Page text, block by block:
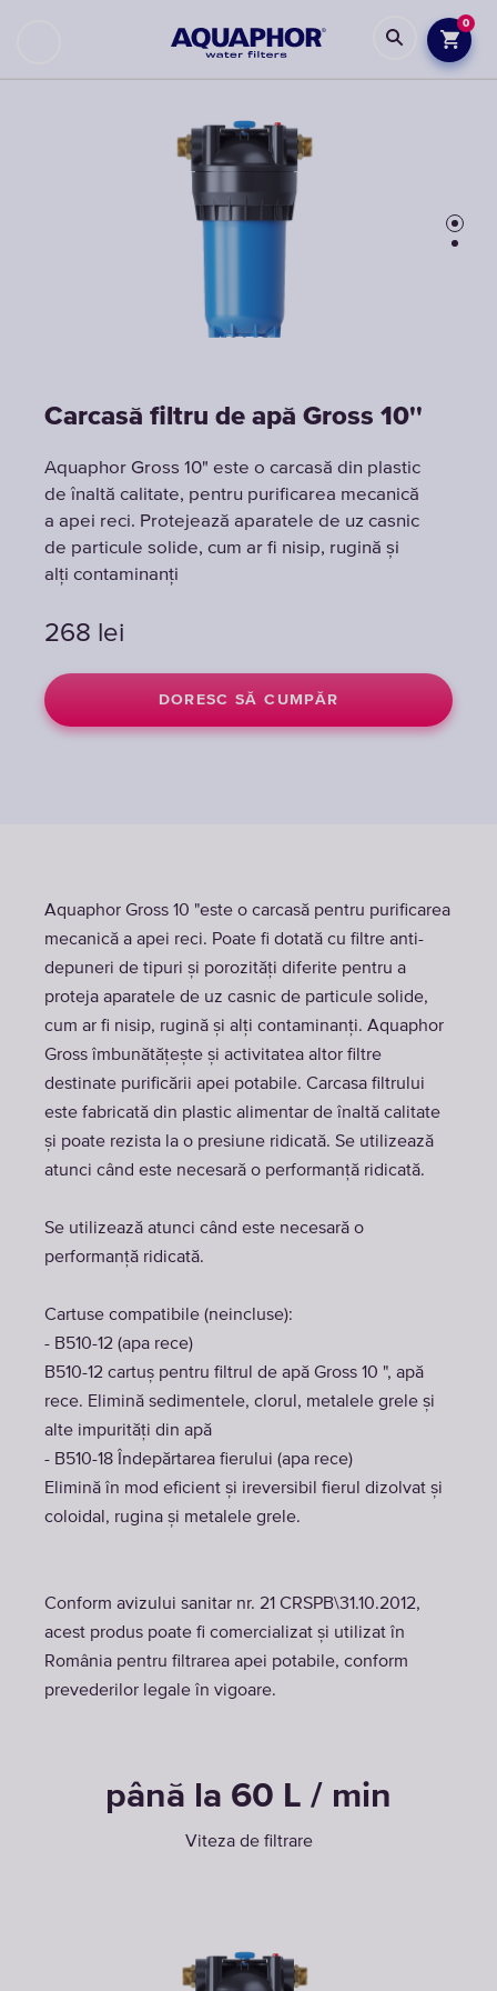
0
Carcasă filtru de apă Gross 10''
Aquaphor Gross 10" este o carcasă din plastic
de înaltă calitate, pentru purificarea mecanică
a apei reci. Protejează aparatele de uz casnic
de particule solide, cum ar fi nisip, rugină și
alți contaminanți
268 lei
DORESC SĂ CUMPĂR
Carcasă filtru de apă Gross 10''
Aquaphor Gross 10" este o carcasă din plastic
de înaltă calitate, pentru purificarea mecanică
a apei reci. Protejează aparatele de uz casnic
de particule solide, cum ar fi nisip, rugină și
alți contaminanți
268 lei
DORESC SĂ CUMPĂR
Aquaphor Gross 10 "este o carcasă pentru purificarea
mecanică a apei reci. Poate fi dotată cu filtre anti-
depuneri de tipuri și porozități diferite pentru a
proteja aparatele de uz casnic de particule solide,
cum ar fi nisip, rugină și alți contaminanți. Aquaphor
Gross îmbunătățește și activitatea altor filtre
destinate purificării apei potabile. Carcasa filtrului
este fabricată din plastic alimentar de înaltă calitate
și poate rezista la o presiune ridicată. Se utilizează
atunci când este necesară o performanță ridicată.
Se utilizează atunci când este necesară o
performanță ridicată.
Cartuse compatibile (neincluse):
- B510-12 (apa rece)
B510-12 cartuș pentru filtrul de apă Gross 10 ", apă
rece. Elimină sedimentele, clorul, metalele grele și
alte impurități din apă
- B510-18 Îndepărtarea fierului (apa rece)
Elimină în mod eficient și ireversibil fierul dizolvat și
coloidal, rugina și metalele grele.
Conform avizului sanitar nr. 21 CRSPB\31.10.2012,
acest produs poate fi comercializat și utilizat în
România pentru filtrarea apei potabile, conform
prevederilor legale în vigoare.
până la 60 L / min
Viteza de filtrare